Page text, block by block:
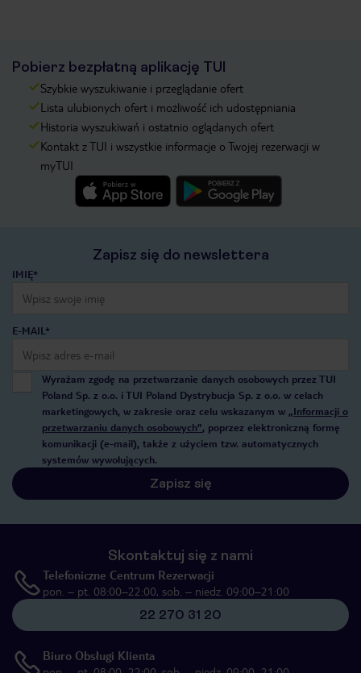
Pobierz bezpłatną aplikację TUI
Szybkie wyszukiwanie i przeglądanie ofert
Lista ulubionych ofert i możliwość ich udostępniania
Historia wyszukiwań i ostatnio oglądanych ofert
Kontakt z TUI i wszystkie informacje o Twojej rezerwacji w
myTUI
Zapisz się do newslettera
IMIĘ*
E-MAIL*
Wyrażam zgodę na przetwarzanie danych osobowych przez TUI
Poland Sp. z o.o. i TUI Poland Dystrybucja Sp. z o.o. w celach
marketingowych, w zakresie oraz celu wskazanym w „Informacji o
przetwarzaniu danych osobowych”, poprzez elektroniczną formę
komunikacji (e-mail), także z użyciem tzw. automatycznych
systemów wywołujących.
Zapisz się
Skontaktuj się z nami
Telefoniczne Centrum Rezerwacji
pon. – pt. 08:00–22:00, sob. – niedz. 09:00–21:00
22 270 31 20
Biuro Obsługi Klienta